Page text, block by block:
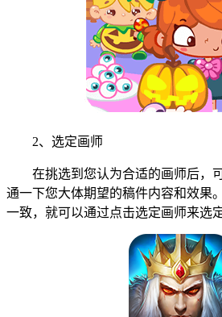
2、选定画师
在挑选到您认为合适的画师后，
通一下您大体期望的稿件内容和效果
一致，就可以通过点击选定画师来选